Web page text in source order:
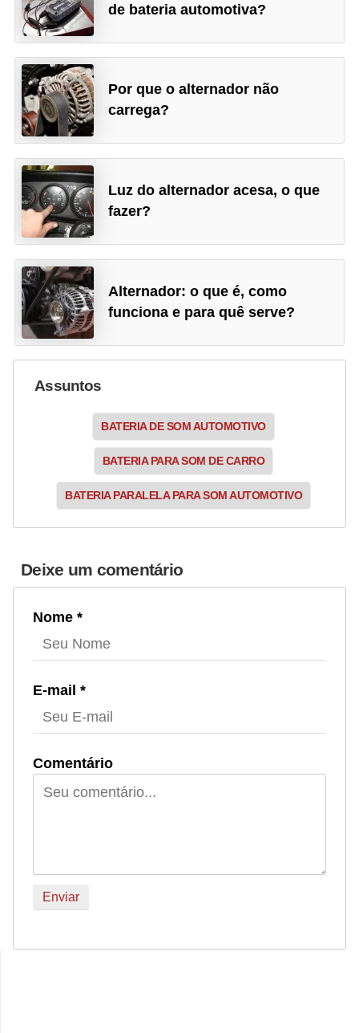
de bateria automotiva?
Por que o alternador não
carrega?
Luz do alternador acesa, o que
fazer?
Alternador: o que é, como
funciona e para quê serve?
Assuntos
BATERIA DE SOM AUTOMOTIVO
BATERIA PARA SOM DE CARRO
BATERIA PARALELA PARA SOM AUTOMOTIVO
Deixe um comentário
Nome *
E-mail *
Comentário